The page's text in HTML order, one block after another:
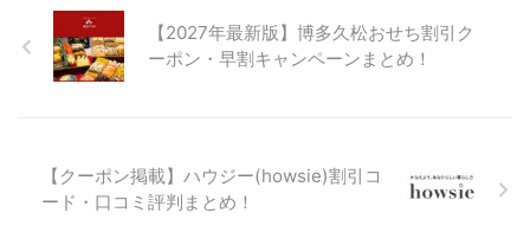
【2027年最新版】博多久松おせち割引ク
ーポン・早割キャンペーンまとめ！
【クーポン掲載】ハウジー(howsie)割引コ
ード・口コミ評判まとめ！